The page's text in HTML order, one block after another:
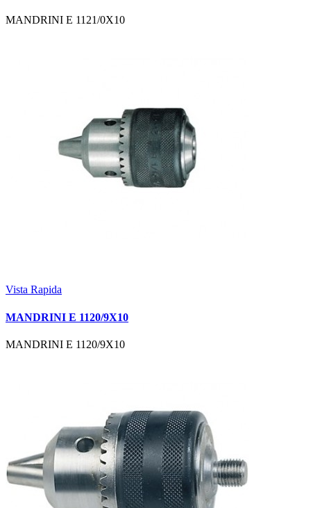
MANDRINI E 1121/0X10
Vista Rapida
MANDRINI E 1120/9X10
MANDRINI E 1120/9X10